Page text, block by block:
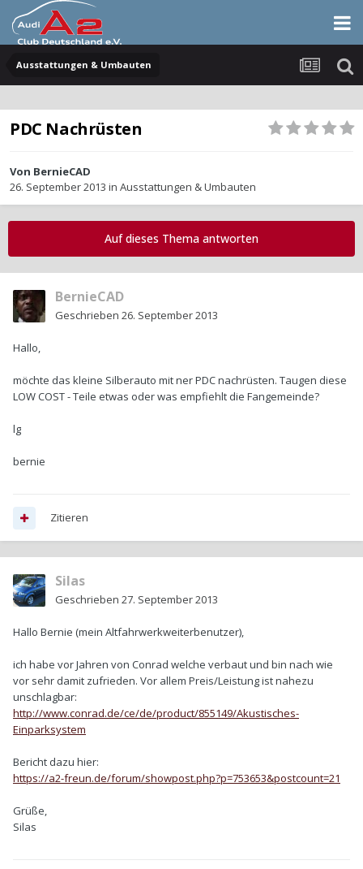
Ausstattungen & Umbauten
PDC Nachrüsten
Von BernieCAD
26. September 2013 in Ausstattungen & Umbauten
Auf dieses Thema antworten
BernieCAD
Geschrieben 26. September 2013
Hallo,
möchte das kleine Silberauto mit ner PDC nachrüsten. Taugen diese
LOW COST - Teile etwas oder was empfiehlt die Fangemeinde?
lg
bernie
Zitieren
Silas
Geschrieben 27. September 2013
Hallo Bernie (mein Altfahrwerkweiterbenutzer),
ich habe vor Jahren von Conrad welche verbaut und bin nach wie
vor sehr damit zufrieden. Vor allem Preis/Leistung ist nahezu
unschlagbar:
http://www.conrad.de/ce/de/product/855149/Akustisches-
Einparksystem
Bericht dazu hier:
https://a2-freun.de/forum/showpost.php?p=753653&postcount=21
Grüße,
Silas